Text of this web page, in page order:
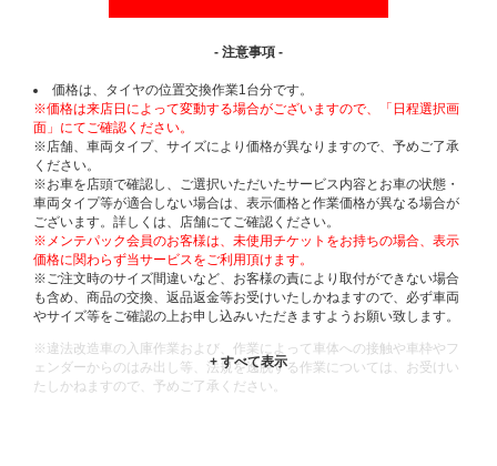
- 注意事項 -
価格は、タイヤの位置交換作業1台分です。
※価格は来店日によって変動する場合がございますので、「日程選択画
面」にてご確認ください。
※店舗、車両タイプ、サイズにより価格が異なりますので、予めご了承
ください。
※お車を店頭で確認し、ご選択いただいたサービス内容とお車の状態・
車両タイプ等が適合しない場合は、表示価格と作業価格が異なる場合が
ございます。詳しくは、店舗にてご確認ください。
※メンテパック会員のお客様は、未使用チケットをお持ちの場合、表示
価格に関わらず当サービスをご利用頂けます。
※ご注文時のサイズ間違いなど、お客様の責により取付ができない場合
も含め、商品の交換、返品返金等お受けいたしかねますので、必ず車両
やサイズ等をご確認の上お申し込みいただきますようお願い致します。
※違法改造車の入庫作業および、作業によって車体への接触や車枠やフ
ェンダーからのはみ出し等、法規を逸脱する作業については、お受けい
たしかねますので、予めご了承ください。